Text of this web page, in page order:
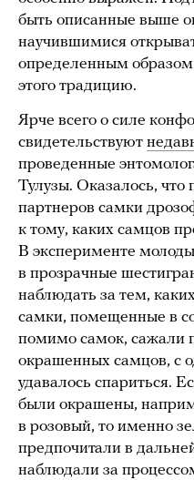
быть описанные выше
научившимися
определенным
этого традицию.
Ярче всего о силе
свидетельствуют
проведенные
Тулузы. Оказалось,
партнеров самки
к тому, каких самцов
В эксперименте
в прозрачные
наблюдать за тем,
самки, помещенные в
помимо самок, сажали
окрашенных самцов, с
удавалось спариться.
были окрашены,
в розовый, то именно
предпочитали в
наблюдали за